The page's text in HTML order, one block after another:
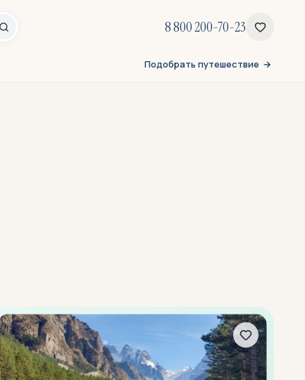
8 800 200-70-23
Подобрать путешествие